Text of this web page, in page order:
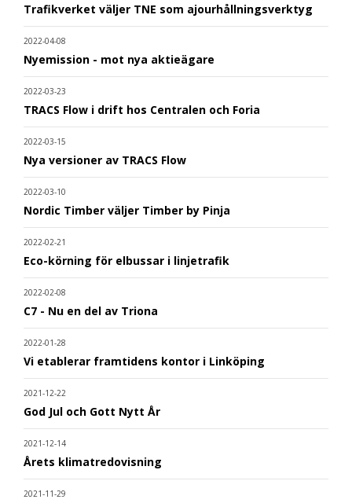
Trafikverket väljer TNE som ajourhållningsverktyg
2022-04-08
Nyemission - mot nya aktieägare
2022-03-23
TRACS Flow i drift hos Centralen och Foria
2022-03-15
Nya versioner av TRACS Flow
2022-03-10
Nordic Timber väljer Timber by Pinja
2022-02-21
Eco-körning för elbussar i linjetrafik
2022-02-08
C7 - Nu en del av Triona
2022-01-28
Vi etablerar framtidens kontor i Linköping
2021-12-22
God Jul och Gott Nytt År
2021-12-14
Årets klimatredovisning
2021-11-29